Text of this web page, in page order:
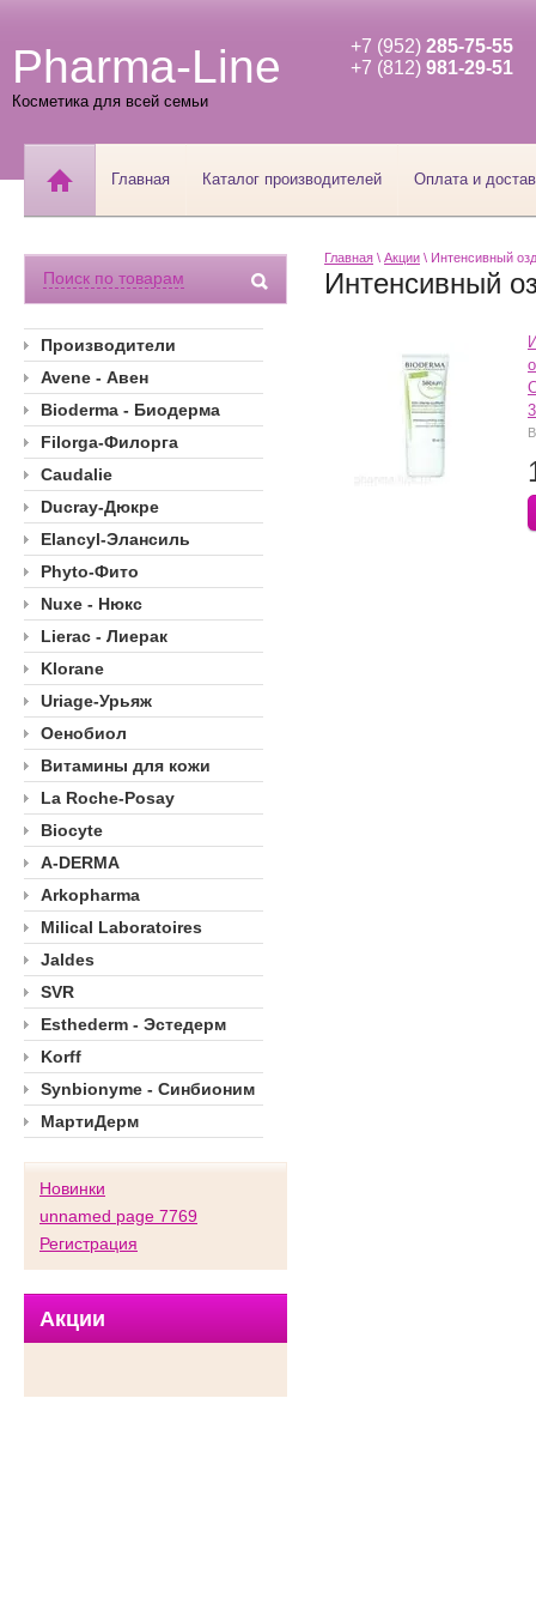
Pharma-Line
Косметика для всей семьи
+7 (952) 285-75-55
+7 (812) 981-29-51
Главная Каталог производителей Оплата и
Поиск по товарам
Производители
Avene - Авен
Bioderma - Биодерма
Filorga-Филорга
Caudalie
Ducray-Дюкре
Elancyl-Элансиль
Phyto-Фито
Nuxe - Нюкс
Lierac - Лиерак
Klorane
Uriage-Урьяж
Оенобиол
Витамины для кожи
La Roche-Posay
Biocyte
A-DERMA
Arkopharma
Milical Laboratoires
Jaldes
SVR
Esthederm - Эстедерм
Korff
Synbionyme - Синбионим
МартиДерм
Новинки
unnamed page 7769
Регистрация
Акции
Главная \ Акции \ Интенсивный
Интенсивный